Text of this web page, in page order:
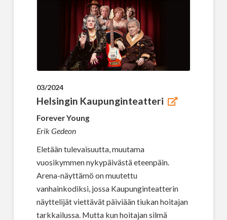
03/2024
Helsingin Kaupunginteatteri
Forever Young
Erik Gedeon
Eletään tulevaisuutta, muutama
vuosikymmen nykypäivästä eteenpäin.
Arena-näyttämö on muutettu
vanhainkodiksi, jossa Kaupunginteatterin
näyttelijät viettävät päiviään tiukan hoitajan
tarkkailussa. Mutta kun hoitajan silmä